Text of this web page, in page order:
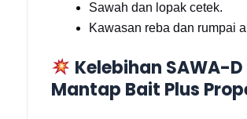
Sawah dan lopak cetek.
Kawasan reba dan rumpai
Kelebihan SAWA-D
Mantap Bait Plus